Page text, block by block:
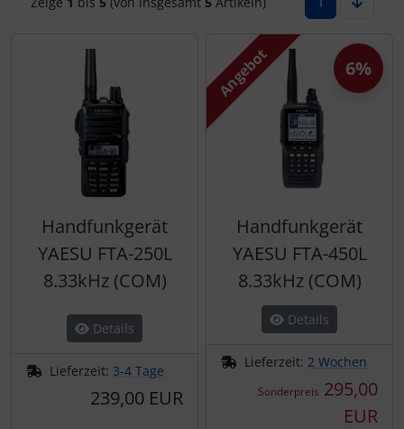
Handfunkgerät
YAESU FTA-250L
8.33kHz (COM)
Details
Lieferzeit: 3-4 Tage
239,00 EUR
Angebot
Handfunkgerät
YAESU FTA-450L
8.33kHz (COM)
Details
Lieferzeit: 2 Wochen
Sonderpreis 295,00
EUR
6%
ELT, Notsender
Fallschirme
FLARM® und ADS-B
Flügelsporne- und -Rädchen
Funkgeräte
Headsets, Kopfhörer
IMPACTFOAM
Zubehör und Ersatzteile für Instrumente
Fliegerspiele
Fliegeruhren
Für Pilotenkinder
Geschenk-Boutique
Gutscheine
Kalender
Magnetflugzeuge
Personalisierte Produkte